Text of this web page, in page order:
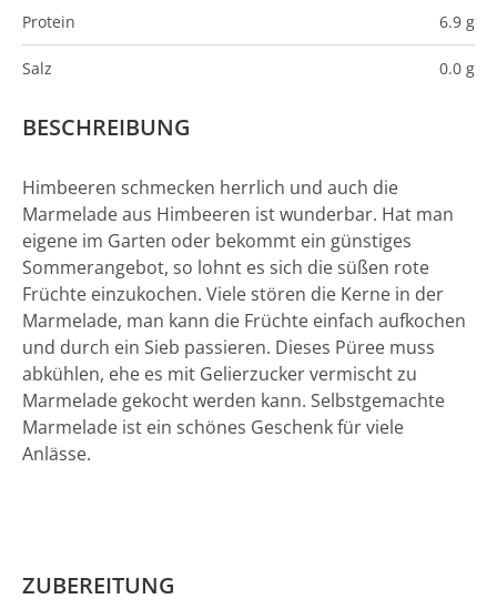
Protein 6.9 g
Salz 0.0 g
BESCHREIBUNG
Himbeeren schmecken herrlich und auch die
Marmelade aus Himbeeren ist wunderbar. Hat man
eigene im Garten oder bekommt ein günstiges
Sommerangebot, so lohnt es sich die süßen rote
Früchte einzukochen. Viele stören die Kerne in der
Marmelade, man kann die Früchte einfach aufkochen
und durch ein Sieb passieren. Dieses Püree muss
abkühlen, ehe es mit Gelierzucker vermischt zu
Marmelade gekocht werden kann. Selbstgemachte
Marmelade ist ein schönes Geschenk für viele
Anlässe.
ZUBEREITUNG